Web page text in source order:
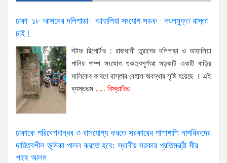
ঢাকা-১৮ আসনের দলিপাড়া- আহালিয়া সংযোগ সড়ক- দখলমুক্ত রাস্তা
চাই!
স্টাফ রিপোর্টার : রাজধানী তুরাগের দলিপাড়া ও আহালিয়া
পানির পাম্প সংযোগ গুরুত্বপূর্ণআ সড়কটি একটি বাড়ির
মালিকের কারণে রাস্তার বেহাল অবস্থার সৃষ্টি হয়েছে । এই
ব্যস্ততম .... বিস্তারিত
ঢাকাকে পরিবেশবান্ধব ও বাসযোগ্য করতে সরকারের পাশাপাশি নাগরিকদের
দায়িত্বশীল ভূমিকা পালন করতে হবে: স্থানীয় সরকার প্রতিমন্ত্রী মীর
শাহে আলম